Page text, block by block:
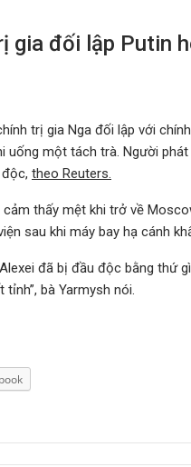
gia đối lập Putin
trị gia Nga đối lập với
uống một tách trà. Người
theo Reuters.
cảm thấy mệt khi trở về
sau khi máy bay hạ cánh
đã bị đầu độc bằng thứ
bà Yarmysh nói.